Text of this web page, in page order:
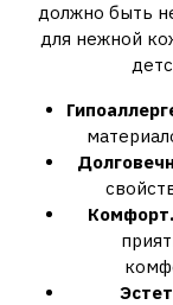
должно быть
для нежной
Комфорт.